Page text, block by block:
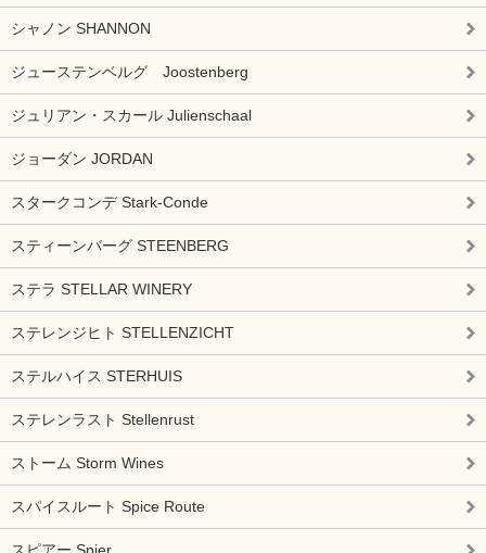
シャノン SHANNON
ジューステンベルグ Joostenberg
ジュリアン・スカール Julienschaal
ジョーダン JORDAN
スタークコンデ Stark-Conde
スティーンバーグ STEENBERG
ステラ STELLAR WINERY
ステレンジヒト STELLENZICHT
ステルハイス STERHUIS
ステレンラスト Stellenrust
ストーム Storm Wines
スパイスルート Spice Route